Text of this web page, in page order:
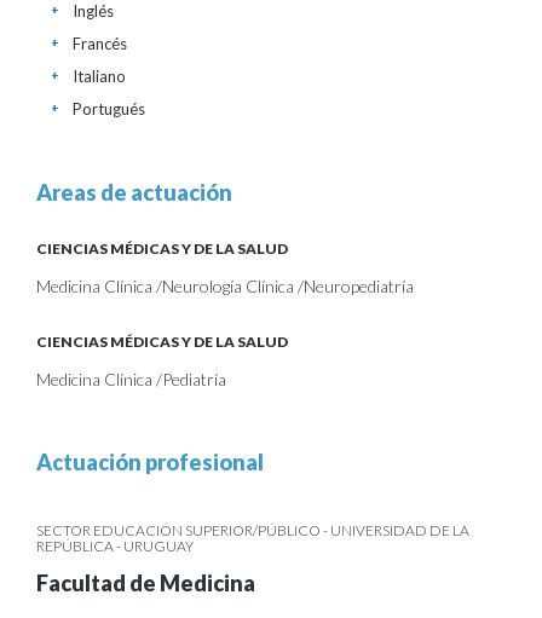
Inglés
+
Francés
+
Italiano
+
Portugués
+
Areas de actuación
CIENCIAS MÉDICAS Y DE LA SALUD
Medicina Clínica /Neurología Clínica /Neuropediatría
CIENCIAS MÉDICAS Y DE LA SALUD
Medicina Clínica /Pediatría
Actuación profesional
SECTOR EDUCACIÓN SUPERIOR/PÚBLICO - UNIVERSIDAD DE LA
REPÚBLICA - URUGUAY
Facultad de Medicina